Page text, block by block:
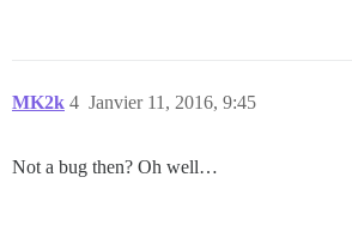
MK2k Janvier 11, 2016, 9:45
4
Not a bug then? Oh well…